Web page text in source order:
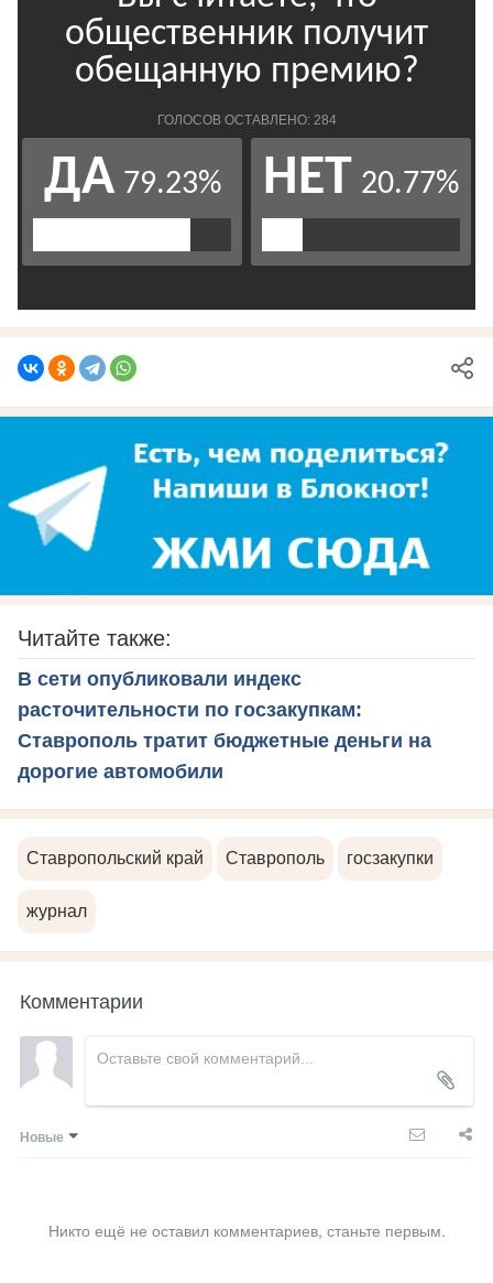
Читайте также:
В сети опубликовали индекс
расточительности по госзакупкам:
Ставрополь тратит бюджетные деньги на
дорогие автомобили
Ставропольский край Ставрополь госзакупки
журнал
Комментарии
Новые
Никто ещё не оставил комментариев, станьте первым.